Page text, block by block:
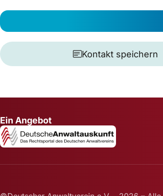
Kontakt speichern
Ein Angebot